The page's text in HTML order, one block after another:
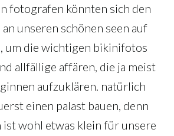
fotografen könnten sich den
unseren schönen seen auf
um die wichtigen bikinifotos
allfällige affären, die ja meist
aufzuklären. natürlich
einen palast bauen, denn
ist wohl etwas klein für unsere